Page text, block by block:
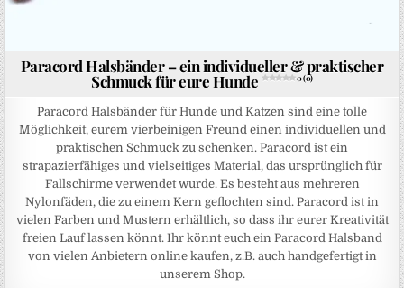
Paracord Halsbänder – ein individueller & praktischer
Schmuck für eure Hunde 0 (0)
Paracord Halsbänder für Hunde und Katzen sind eine tolle
Möglichkeit, eurem vierbeinigen Freund einen individuellen und
praktischen Schmuck zu schenken. Paracord ist ein
strapazierfähiges und vielseitiges Material, das ursprünglich für
Fallschirme verwendet wurde. Es besteht aus mehreren
Nylonfäden, die zu einem Kern geflochten sind. Paracord ist in
vielen Farben und Mustern erhältlich, so dass ihr eurer Kreativität
freien Lauf lassen könnt. Ihr könnt euch ein Paracord Halsband
von vielen Anbietern online kaufen, z.B. auch handgefertigt in
unserem Shop.